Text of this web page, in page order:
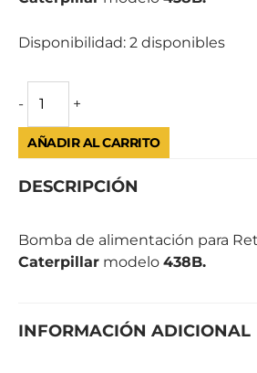
Disponibilidad: 2 disponibles
- +
AÑADIR AL CARRITO
DESCRIPCIÓN
Bomba de alimentación para
Caterpillar modelo 438B.
INFORMACIÓN ADICIONAL